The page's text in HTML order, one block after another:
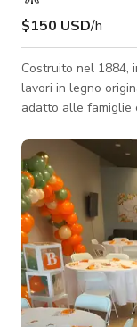
$150 USD/h
Costruito nel 1884,
lavori in legno
adatto alle famiglie
bellissimo. Di
professionisti
servizio cortese!
piatti sostanziosi,
cocktail speciali, bi